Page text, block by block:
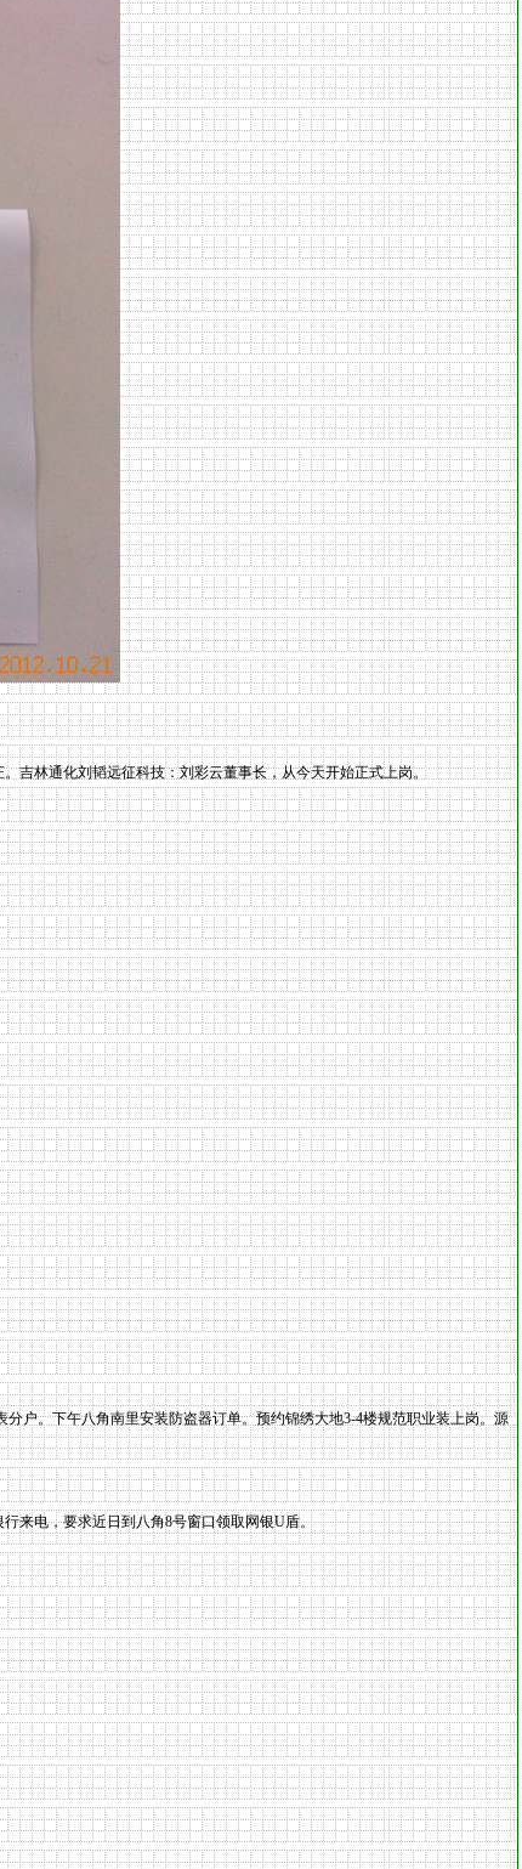
吉林通化刘韬远征科技：刘彩云董事长，从今天开始正式上岗。
户。下午八角南里安装防盗器订单。预约锦绣大地3-4楼规范职业装上岗。源
来电，要求近日到八角8号窗口领取网银U盾。